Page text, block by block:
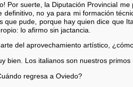
Por suerte, la Diputación Provincial
definitivo, no ya para mi formación
que pude, porque hay quien dice que
lo afirmo sin jactancia.
del aprovechamiento artístico,
bien. Los italianos son nuestros primos
regresa a Oviedo?